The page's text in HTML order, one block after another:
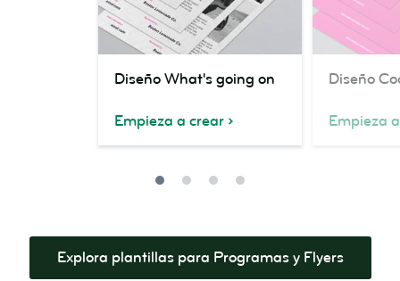
What's
Diseño What's going on
Empieza a crear
Cool
name
Diseño
Empieza
Explora plantillas para Programas y Flyers